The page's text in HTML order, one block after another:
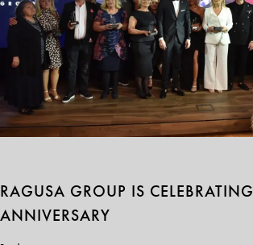
RAGUSA GROUP IS
ANNIVERSARY